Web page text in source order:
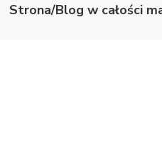
Strona/Blog w całości